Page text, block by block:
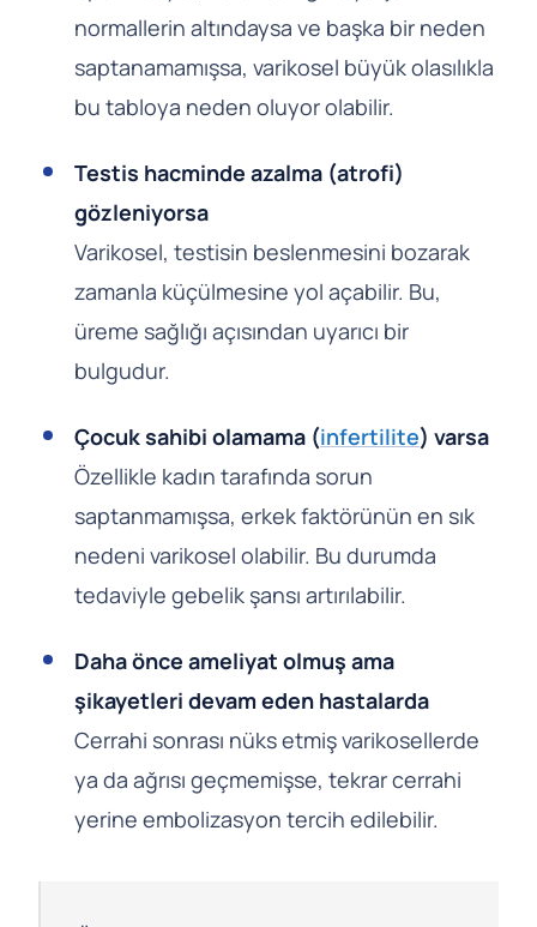
normallerin altındaysa ve başka bir neden
saptanamamışsa, varikosel büyük olasılıkla
bu tabloya neden oluyor olabilir.
Testis hacminde azalma (atrofi)
gözleniyorsa
Varikosel, testisin beslenmesini bozarak
zamanla küçülmesine yol açabilir. Bu,
üreme sağlığı açısından uyarıcı bir
bulgudur.
Çocuk sahibi olamama (infertilite) varsa
Özellikle kadın tarafında sorun
saptanmamışsa, erkek faktörünün en sık
nedeni varikosel olabilir. Bu durumda
tedaviyle gebelik şansı artırılabilir.
Daha önce ameliyat olmuş ama
şikayetleri devam eden hastalarda
Cerrahi sonrası nüks etmiş varikosellerde
ya da ağrısı geçmemişse, tekrar cerrahi
yerine embolizasyon tercih edilebilir.